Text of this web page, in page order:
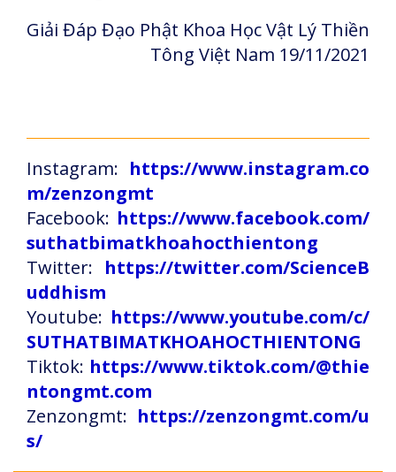
Giải Đáp Đạo Phật Khoa Học Vật Lý Thiền
Tông Việt Nam 19/11/2021
Instagram: https://www.instagram.co
m/zenzongmt
Facebook: https://www.facebook.com/
suthatbimatkhoahocthientong
Twitter: https://twitter.com/ScienceB
uddhism
Youtube: https://www.youtube.com/c/
SUTHATBIMATKHOAHOCTHIENTONG
Tiktok: https://www.tiktok.com/@thie
ntongmt.com
Zenzongmt: https://zenzongmt.com/u
s/